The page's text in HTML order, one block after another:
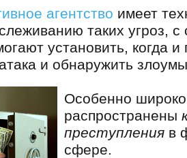
агентство имеет
таких угроз,
установить, когда
и обнаружить
Особенно широко
распространены
преступления в
сфере.